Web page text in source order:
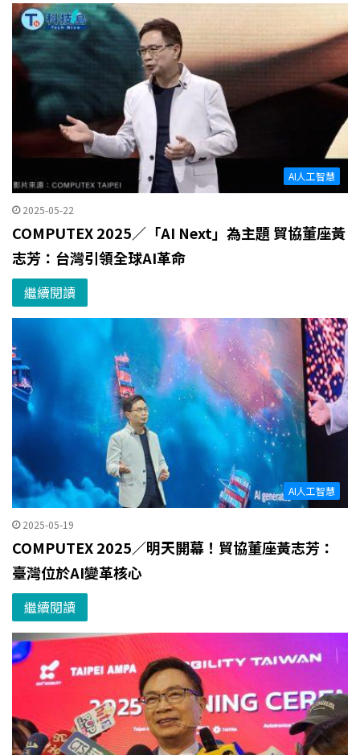
AI人工智慧
2025-05-22
COMPUTEX 2025／「AI Next」為主題 貿協董座黃
志芳：台灣引領全球AI革命
繼續閱讀
AI人工智慧
2025-05-19
COMPUTEX 2025／明天開幕！貿協董座黃志芳：
臺灣位於AI變革核心
繼續閱讀